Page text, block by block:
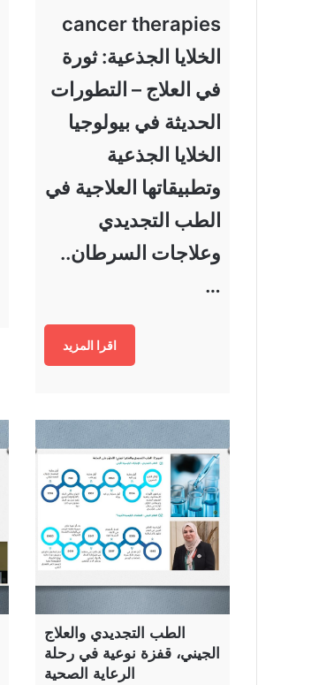
cancer therapies
الخلايا الجذعية: ثورة
في العلاج – التطورات
الحديثة في بيولوجيا
الخلايا الجذعية
وتطبيقاتها العلاجية في
الطب التجديدي
وعلاجات السرطان..
…
اقرا المزيد
الطب التجديدي والعلاج
الجيني، قفزة نوعية في رحلة
الرعاية الصحية